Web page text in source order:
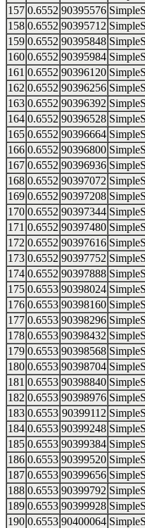
157 0.6552 90395576
158 0.6552 90395712
159 0.6552 90395848
160 0.6552 90395984
161 0.6552 90396120
162 0.6552 90396256
163 0.6552 90396392
164 0.6552 90396528
165 0.6552 90396664
166 0.6552 90396800
167 0.6552 90396936
168 0.6552 90397072
169 0.6552 90397208
170 0.6552 90397344
171 0.6552 90397480
172 0.6552 90397616
173 0.6552 90397752
174 0.6552 90397888
175 0.6553 90398024
176 0.6553 90398160
177 0.6553 90398296
178 0.6553 90398432
179 0.6553 90398568
180 0.6553 90398704
181 0.6553 90398840
182 0.6553 90398976
183 0.6553 90399112
184 0.6553 90399248
185 0.6553 90399384
186 0.6553 90399520
187 0.6553 90399656
188 0.6553 90399792
189 0.6553 90399928
190 0.6553 90400064